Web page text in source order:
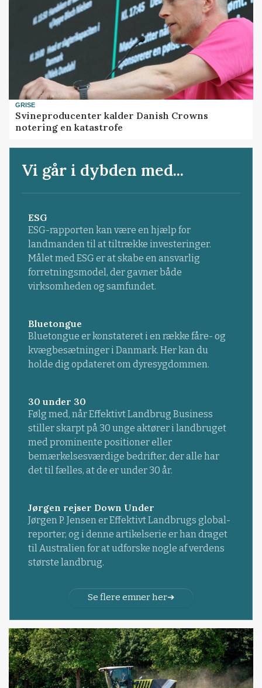
GRISE
Svineproducenter kalder Danish Crowns
notering en katastrofe
Vi går i dybden med...
ESG
ESG-rapporten kan være en hjælp for
landmanden til at tiltrække investeringer.
Målet med ESG er at skabe en ansvarlig
forretningsmodel, der gavner både
virksomheden og samfundet.
Bluetongue
Bluetongue er konstateret i en række fåre- og
kvægbesætninger i Danmark. Her kan du
holde dig opdateret om dyresygdommen.
30 under 30
Følg med, når Effektivt Landbrug Business
stiller skarpt på 30 unge aktører i landbruget
med prominente positioner eller
bemærkelsesværdige bedrifter, der alle har
det til fælles, at de er under 30 år.
Jørgen rejser Down Under
Jørgen P. Jensen er Effektivt Landbrugs global-
reporter, og i denne artikelserie er han draget
til Australien for at udforske nogle af verdens
største landbrug.
Se flere emner her